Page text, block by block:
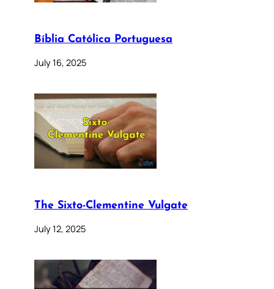
Bíblia Católica Portuguesa
July 16, 2025
The Sixto-Clementine Vulgate
July 12, 2025